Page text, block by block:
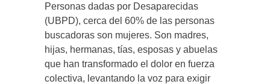
Personas dadas por Desaparecidas
(UBPD), cerca del 60% de las personas
buscadoras son mujeres. Son madres,
hijas, hermanas, tías, esposas y abuelas
que han transformado el dolor en fuerza
colectiva, levantando la voz para exigir